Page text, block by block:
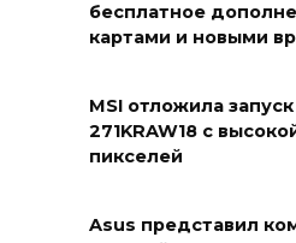
бесплатное
картами и новыми
MSI отложила
271KRAW18 с
пикселей
Asus представил